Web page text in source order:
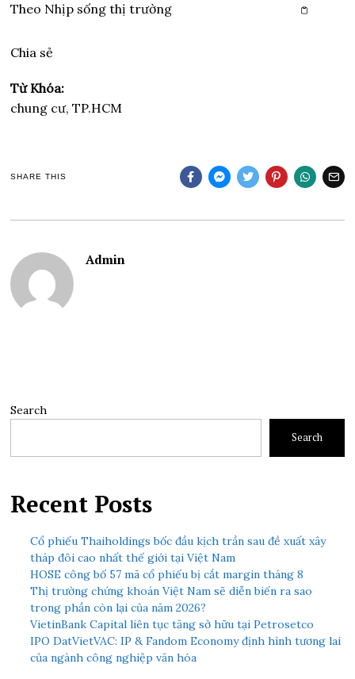
Theo Nhịp sống thị trường
Chia sẻ
Từ Khóa:
chung cư, TP.HCM
SHARE THIS
Admin
Search
Search
Recent Posts
Cổ phiếu Thaiholdings bốc đầu kịch trần sau đề xuất xây
tháp đôi cao nhất thế giới tại Việt Nam
HOSE công bố 57 mã cổ phiếu bị cắt margin tháng 8
Thị trường chứng khoán Việt Nam sẽ diễn biến ra sao
trong phần còn lại của năm 2026?
VietinBank Capital liên tục tăng sở hữu tại Petrosetco
IPO DatVietVAC: IP & Fandom Economy định hình tương lai
của ngành công nghiệp văn hóa